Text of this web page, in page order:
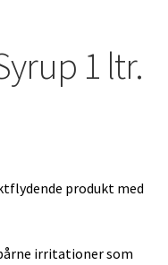
1 ltr.
produkt med
irritationer som